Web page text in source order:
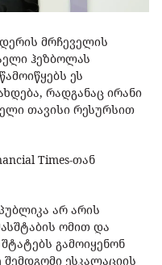
მრჩეველის
ჰეზბოლას
ეს
რადგანაც ირანი
თავისი რესურსით
Times-თან
არ არის
ომით და
გამოიყენონ
ესკალაციის